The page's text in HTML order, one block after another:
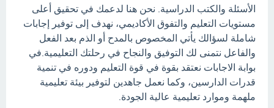
الأسئلة والكتب الدراسية. نحن هنا لدعمك في تحقيق أعلى
مستويات التعليم والتفوق الأكاديمي، نهدف إلى توفير إجابات
شاملة لسؤالك يأتي المخصوص بالمدح أو الذم بعد الفعل
والفاعل نتمنى لك التوفيق والنجاح في رحلتك التعليمية.في
بوابة الاجابات نعتقد بقوة في قوة التعليم ودوره في تنمية
قدرات الدارسين، وكما نعمل جاهدين لتوفير بيئة تعليمية
ملهمة وموارد تعليمية عالية الجودة.